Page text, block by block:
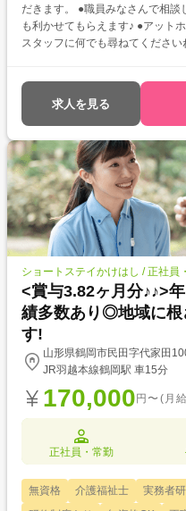
だきます。 ●職員みなさんで相
も利かせてもらえます♪ ●アット
スタッフに何でも尋ねてください
求人を見る
ショートステイかけはし / 正社員
<賞与3.82ヶ月分♪♪>
績多数あり◎地域に根
す!
山形県鶴岡市民田字代家田
JR羽越本線鶴岡駅 車15分
170,000 円〜(月
正社員・常勤
無資格 介護福祉士 実務者